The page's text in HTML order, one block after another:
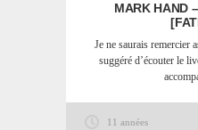
MARK HAND
Je ne saurais remercier
suggéré d’écouter le
11 années